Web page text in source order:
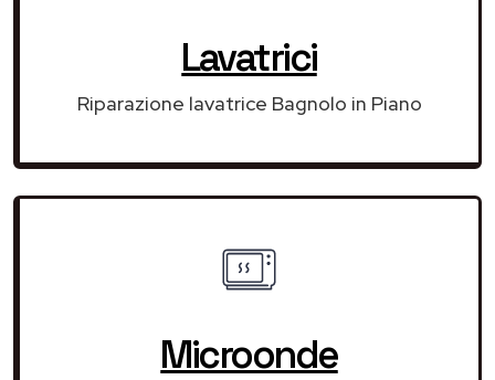
Lavatrici
Riparazione lavatrice Bagnolo in Piano
Microonde